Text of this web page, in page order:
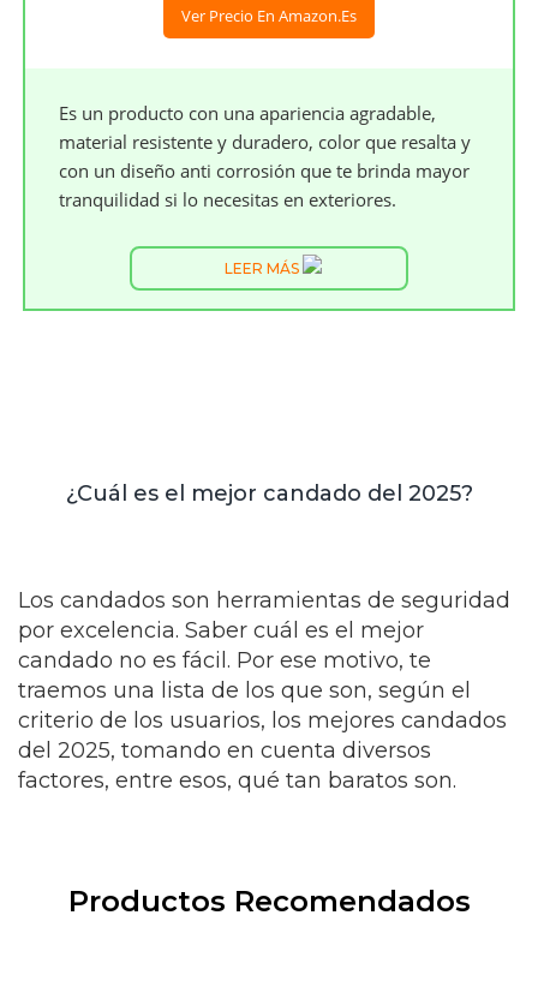
Ver Precio En Amazon.es
Es un producto con una apariencia agradable,
material resistente y duradero, color que resalta y
con un diseño anti corrosión que te brinda mayor
tranquilidad si lo necesitas en exteriores.
LEER MÁS
¿Cuál es el mejor candado del 2025?
Los candados son herramientas de seguridad
por excelencia. Saber cuál es el mejor
candado no es fácil. Por ese motivo, te
traemos una lista de los que son, según el
criterio de los usuarios, los mejores candados
del 2025, tomando en cuenta diversos
factores, entre esos, qué tan baratos son.
Productos Recomendados